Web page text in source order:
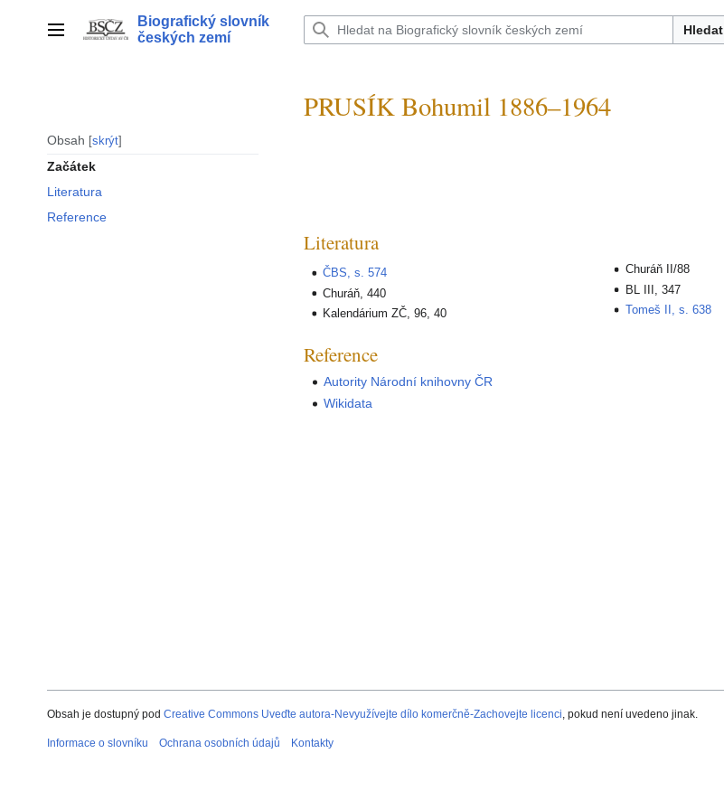
Hlavní menu
Biografický slovník
českých zemí
Hledat
Obsah skrýt
Začátek
Literatura
Reference
PRUSÍK Bohumil 1886–1964
Literatura
ČBS, s. 574
Churáň, 440
Kalendárium ZČ, 96, 40
Churáň II/88
BL III, 347
Tomeš II, s. 638
Reference
Autority Národní knihovny ČR
Wikidata
Obsah je dostupný pod Creative Commons Uveďte autora-Nevyužívejte dílo komerčně-Zachovejte licenci, pokud není uvedeno jinak.
Informace o slovníku Ochrana osobních údajů Kontakty